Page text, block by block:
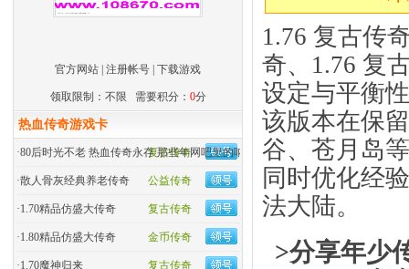
官方网站 注册帐号 下载游戏
领取限制：不限 需要积分： 0分
热血传奇游戏卡
复古传奇
·80后时光不老 热血传奇永存 那些年网吧里的呐喊
公益传奇
·散人骨灰经典养老传奇
复古传奇
·1.70精品仿盛大传奇
金币传奇
·1.80精品仿盛大传奇
复古传奇
·1.70魔神归来
1.76 复古传
奇、1.76 复
设定与平衡
该版本在保
谷、苍月岛
同时优化经
法大陆。
>分享年少